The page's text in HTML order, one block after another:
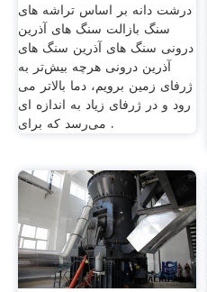
درشت دانه بر اساس تراشه های
سنگ بازالت سنگ های آذرین
درونی سنگ های آذرین سنگ های
آذرین درونی هرچه بیش‌تر به
ژرفای زمین برویم، دما بالاتر می
‌رود و در ژرفای زیاد به اندازه‌ ای
می‌رسد که برای .